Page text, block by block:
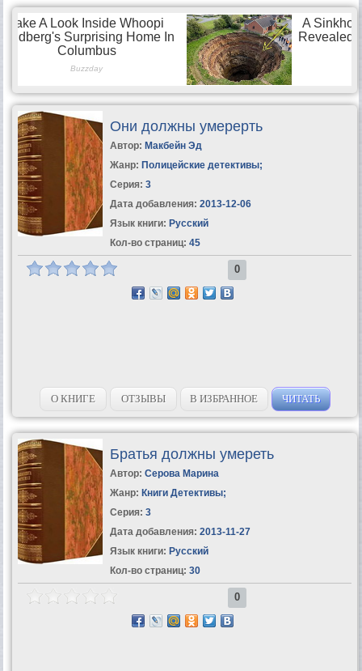
Они должны умерерть
Автор: Макбейн Эд
Жанр: Полицейские детективы;
Серия: 3
Дата добавления: 2013-12-06
Язык книги: Русский
Кол-во страниц: 45
0
О КНИГЕ ОТЗЫВЫ В ИЗБРАННОЕ ЧИТАТЬ
Братья должны умереть
Автор: Серова Марина
Жанр: Книги Детективы;
Серия: 3
Дата добавления: 2013-11-27
Язык книги: Русский
Кол-во страниц: 30
0